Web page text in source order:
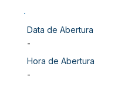
Data de Abertura
-
Hora de Abertura
-